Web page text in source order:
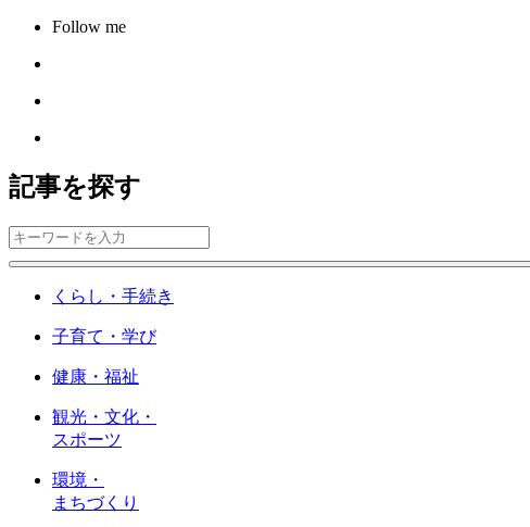
Follow me
記事を探す
くらし・手続き
子育て・学び
健康・福祉
観光・文化・
スポーツ
環境・
まちづくり